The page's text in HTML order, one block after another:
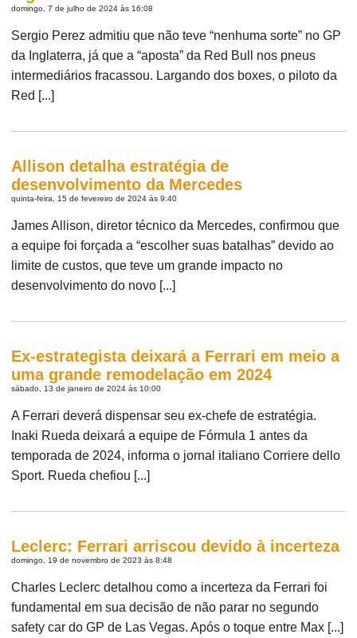
domingo, 7 de julho de 2024 às 16:08
Sergio Perez admitiu que não teve “nenhuma sorte” no GP
da Inglaterra, já que a “aposta” da Red Bull nos pneus
intermediários fracassou. Largando dos boxes, o piloto da
Red [...]
Allison detalha estratégia de
desenvolvimento da Mercedes
quinta-feira, 15 de fevereiro de 2024 às 9:40
James Allison, diretor técnico da Mercedes, confirmou que
a equipe foi forçada a “escolher suas batalhas” devido ao
limite de custos, que teve um grande impacto no
desenvolvimento do novo [...]
Ex-estrategista deixará a Ferrari em meio a
uma grande remodelação em 2024
sábado, 13 de janeiro de 2024 às 10:00
A Ferrari deverá dispensar seu ex-chefe de estratégia.
Inaki Rueda deixará a equipe de Fórmula 1 antes da
temporada de 2024, informa o jornal italiano Corriere dello
Sport. Rueda chefiou [...]
Leclerc: Ferrari arriscou devido à incerteza
domingo, 19 de novembro de 2023 às 8:48
Charles Leclerc detalhou como a incerteza da Ferrari foi
fundamental em sua decisão de não parar no segundo
safety car do GP de Las Vegas. Após o toque entre Max [...]